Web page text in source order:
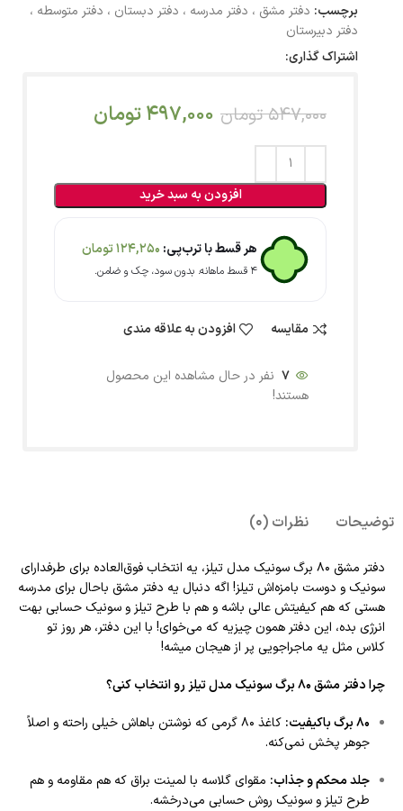
برچسب: دفتر مشق ، دفتر مدرسه ، دفتر دبستان ، دفتر متوسطه ،
دفتر دبیرستان
اشتراک گذاری:
547,000 تومان 497,000تومان
افزودن به سبد خرید
هر قسط با ترب‌پی: 124,250تومان
۴ قسط ماهانه. بدون سود، چک و ضامن.
مقایسه افزودن به علاقه مندی
7 نفر در حال مشاهده این محصول
هستند!
توضیحات نظرات (0)
دفتر مشق 80 برگ سونیک مدل تیلز، یه انتخاب فوق‌العاده برای طرفدارای
سونیک و دوست بامزه‌اش تیلز! اگه دنبال یه دفتر مشق باحال برای مدرسه
هستی که هم کیفیتش عالی باشه و هم با طرح تیلز و سونیک حسابی بهت
انرژی بده، این دفتر همون چیزیه که می‌خوای! با این دفتر، هر روز تو
کلاس مثل یه ماجراجویی پر از هیجان میشه!
چرا دفتر مشق 80 برگ سونیک مدل تیلز رو انتخاب کنی؟
80 برگ باکیفیت:
کاغذ 80 گرمی که نوشتن باهاش خیلی راحته و اصلاً
جوهر پخش نمی‌کنه.
جلد محکم و جذاب: مقوای گلاسه با لمینت براق که هم مقاومه و هم
طرح تیلز و سونیک روش حسابی می‌درخشه.